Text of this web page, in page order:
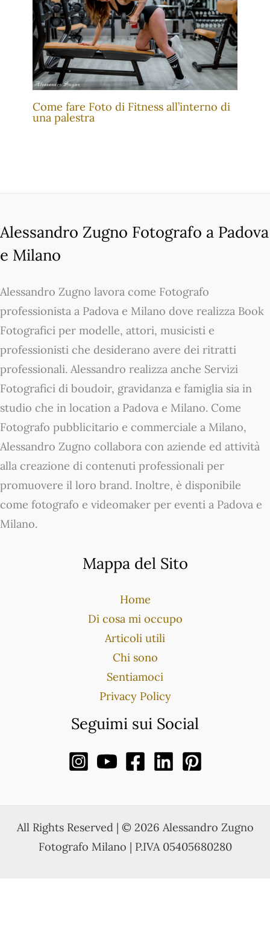
Come fare Foto di Fitness all’interno di
una palestra
Alessandro Zugno Fotografo a Padova
e Milano
Alessandro Zugno lavora come Fotografo
professionista a Padova e Milano dove realizza Book
Fotografici per modelle, attori, musicisti e
professionisti che desiderano avere dei ritratti
professionali. Alessandro realizza anche Servizi
Fotografici di boudoir, gravidanza e famiglia sia in
studio che in location a Padova e Milano. Come
Fotografo pubblicitario e commerciale a Milano,
Alessandro Zugno collabora con aziende ed attività
alla creazione di contenuti professionali per
promuovere il loro brand. Inoltre, è disponibile
come fotografo e videomaker per eventi a Padova e
Milano.
Mappa del Sito
Home
Di cosa mi occupo
Articoli utili
Chi sono
Sentiamoci
Privacy Policy
Seguimi sui Social
All Rights Reserved | © 2026 Alessandro Zugno
Fotografo Milano | P.IVA 05405680280